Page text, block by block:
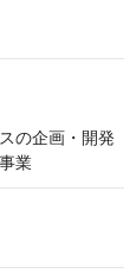
の企画・開発
業